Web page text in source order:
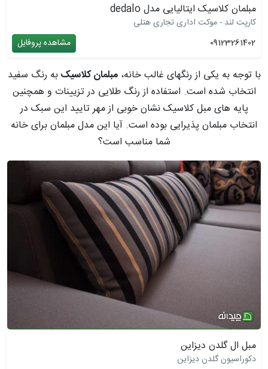
مبلمان کلاسیک ایتالیایی مدل dedalo
کارپت لند - موکت اداری تجاری هتلی
09123261402
مشاهده پروفایل
با توجه به یکی از رنگهای غالب خانه،مبلمان کلاسیکبه رنگ سفید
انتخاب شده است. استفاده از رنگ طلایی در تزیینات و همچنین
پایه های مبل کلاسیک نشان خوبی از مهر تایید این سبک در
انتخاب مبلمان پذیرایی بوده است. آیا این مدل مبلمان برای خانه
شما مناسب است؟
مبل ال گلدن دیزاین
دکوراسیون گلدن دیزاین